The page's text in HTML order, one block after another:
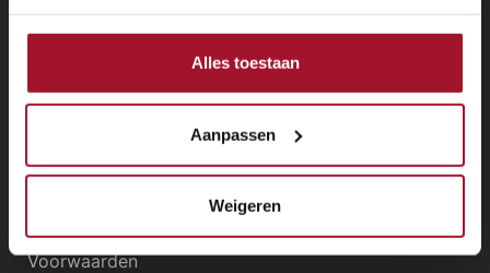
Alles toestaan
Aanpassen
Weigeren
Interessante links
Vetera Oldtimerverzekering
Wanneer een oldtimerverzekering?
Oldtimerverzekering vergelijken
Voorwaarden